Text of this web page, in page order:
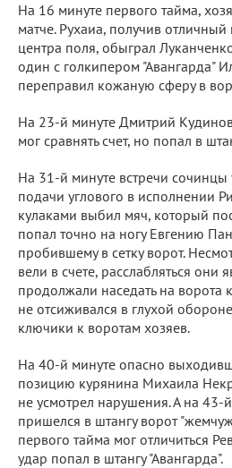
На 16 минуте первого тайма,
матче. Рухаиа, получив
центра поля, обыграл
один с голкипером "Авангарда"
переправил кожаную сферу в
На 23-й минуте Дмитрий
мог сравнять счет, но попал в
На 31-й минуте встречи сочинцы
подачи углового в исполнении
кулаками выбил мяч, который
попал точно на ногу Евгению
пробившему в сетку ворот.
вели в счете, расслабляться они
продолжали наседать на ворота
не отсиживался в глухой
ключики к воротам хозяев.
На 40-й минуте опасно
позицию курянина Михаила
не усмотрел нарушения. А на 43-
пришелся в штангу ворот
первого тайма мог отличиться
удар попал в штангу "Авангарда".